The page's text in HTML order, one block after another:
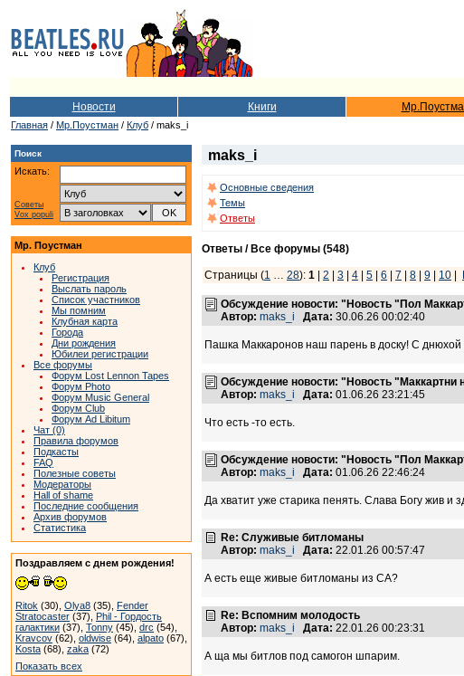
Новости Книги
Главная / Мр.Поустман / Клуб / maks_i
Поиск
Искать:
Советы
Vox populi
Мр. Поустман
Клуб
Регистрация
Выслать пароль
Список участников
Мы помним
Клубная карта
Города
Дни рождения
Юбилеи регистрации
Все форумы
Форум Lost Lennon Tapes
Форум Photo
Форум Music General
Форум Club
Форум Ad Libitum
Чат (0)
Правила форумов
Подкасты
FAQ
Полезные советы
Модераторы
Hall of shame
Последние сообщения
Архив форумов
Статистика
Поздравляем с днем рождения!
Ritok (30), Olya8 (35), Fender
Stratocaster (37), Phil - Гордость
галактики (37), Tonny (45), drc (54),
Kravcov (62), oldwise (64), alpato (67),
Kosta (68), zaka (72)
Показать всех
maks_i
Основные сведения
Темы
Ответы
Ответы / Все форумы (548)
Страницы (1 28): 1 | 2 | 3 | 4 | 5 | 6 | 7 | 8 | 9 | 10 |
Обсуждение новости: "Новость "Пол
Автор: maks_i Дата: 30.06.26 00:02:40
Пашка Маккаронов наш парень в доску! С днюхой
Обсуждение новости: "Новость "Маккартни
Автор: maks_i Дата: 01.06.26 23:21:45
Что есть -то есть.
Обсуждение новости: "Новость "Пол
Автор: maks_i Дата: 01.06.26 22:46:24
Да хватит уже старика пенять. Слава Богу жив и
Re: Служивые битломаны
Автор: maks_i Дата: 22.01.26 00:57:47
А есть еще живые битломаны из СА?
Re: Вспомним молодость
Автор: maks_i Дата: 22.01.26 00:23:31
А ща мы битлов под самогон шпарим.